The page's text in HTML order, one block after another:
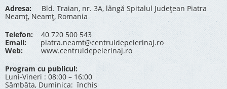
Adresa: Bld. Traian, nr. 3A, lângă Spitalul Județean Piatra
Neamț, Neamț, Romania
Telefon:40 720 500 543
Email:
piatra.neamt@centruldepelerinaj.ro
Web:
www.centruldepelerinaj.ro
Program cu publicul:
Luni-Vineri : 08:00 – 16:00
Sâmbăta, Duminica: închis